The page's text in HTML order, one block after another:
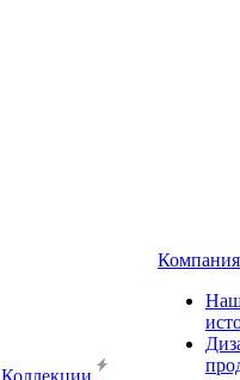
Коллекции
Компания